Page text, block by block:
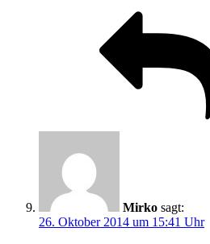
Mirko sagt:
26. Oktober 2014 um 15:41 Uhr